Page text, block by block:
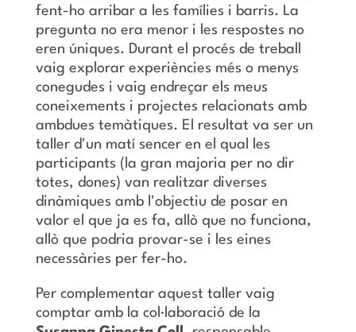
fent-ho arribar a les famílies i barris. La
pregunta no era menor i les respostes no
eren úniques. Durant el procés de treball
vaig explorar experiències més o menys
conegudes i vaig endreçar els meus
coneixements i projectes relacionats amb
ambdues temàtiques. El resultat va ser un
taller d'un matí sencer en el qual les
participants (la gran majoria per no dir
totes, dones) van realitzar diverses
dinàmiques amb l'objectiu de posar en
valor el que ja es fa, allò que no funciona,
allò que podria provar-se i les eines
necessàries per fer-ho.
Per complementar aquest taller vaig
comptar amb la col·laboració de la